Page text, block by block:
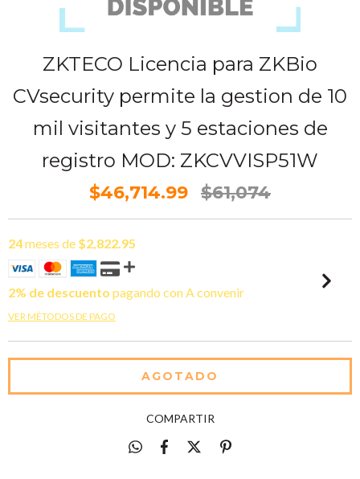
ZKTECO Licencia para ZKBio
CVsecurity permite la gestion de 10
mil visitantes y 5 estaciones de
registro MOD: ZKCVVISP51W
$46,714.99 $61,074
24meses de $2,822.95
2% de descuento pagando con A convenir
VER MÉTODOS DE PAGO
COMPARTIR